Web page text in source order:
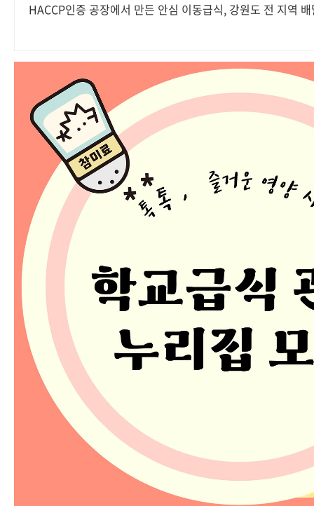
HACCP인증 공장에서 만든 안심 이동급식, 강원도 전 지역